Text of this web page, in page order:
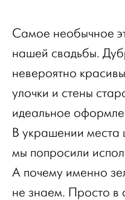
Самое необычное
нашей свадьбы.
невероятно
улочки и стены
идеальное
В украшении места
мы попросили
А почему именно
не знаем. Просто в